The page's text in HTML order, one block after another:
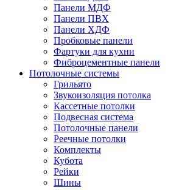
Панели МДФ
Панели ПВХ
Панели ХДФ
Пробковые панели
Фартуки для кухни
Фиброцементные панели
Потолочные системы
Грильято
Звукоизоляция потолка
Кассетные потолки
Подвесная система
Потолочные панели
Реечные потолки
Комплекты
Кубота
Рейки
Шины